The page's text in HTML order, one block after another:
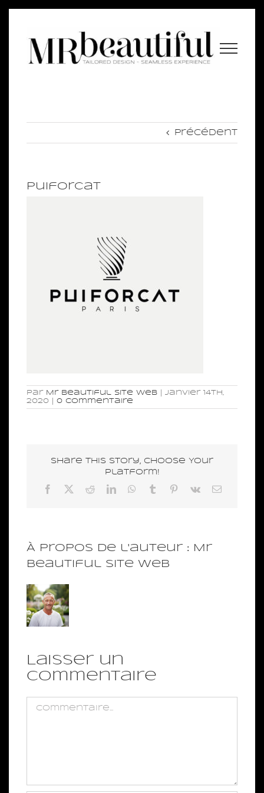
Précédent
Puiforcat
Par Mr Beautiful Site Web
janvier 14th,
2020
0 commentaire
Share This Story, Choose Your
Platform!
Facebook RedditLinkedInWhatsApp
Tumblr Pinterest
Vk Email
À propos de l'auteur :
Mr
Beautiful Site Web
Laisser un
commentaire